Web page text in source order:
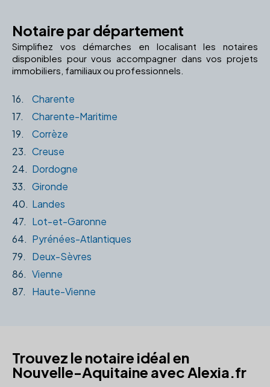
Notaire par département
Simplifiez vos démarches en localisant les notaires
disponibles pour vous accompagner dans vos projets
immobiliers, familiaux ou professionnels.
16.
Charente
17.
Charente-Maritime
19.
Corrèze
23. Creuse
24. Dordogne
33. Gironde
40. Landes
47. Lot-et-Garonne
64. Pyrénées-Atlantiques
79.
Deux-Sèvres
86. Vienne
87.
Haute-Vienne
Trouvez le notaire idéal en
Nouvelle-Aquitaine avec Alexia.fr